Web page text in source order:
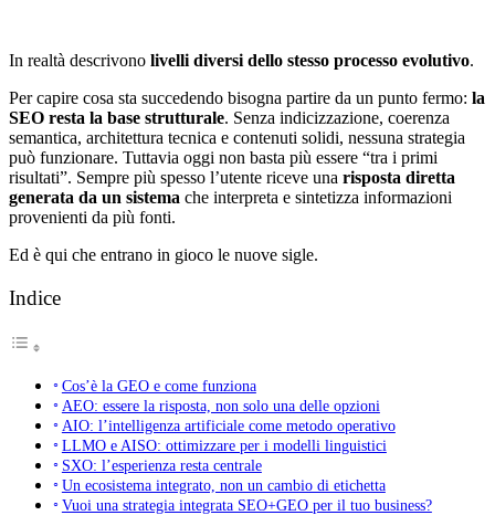
In realtà descrivono livelli diversi dello stesso processo evolutivo.
Per capire cosa sta succedendo bisogna partire da un punto fermo: la
SEO resta la base strutturale. Senza indicizzazione, coerenza
semantica, architettura tecnica e contenuti solidi, nessuna strategia
può funzionare. Tuttavia oggi non basta più essere “tra i primi
risultati”. Sempre più spesso l’utente riceve una risposta diretta
generata da un sistema che interpreta e sintetizza informazioni
provenienti da più fonti.
Ed è qui che entrano in gioco le nuove sigle.
Indice
Cos’è la GEO e come funziona
AEO: essere la risposta, non solo una delle opzioni
AIO: l’intelligenza artificiale come metodo operativo
LLMO e AISO: ottimizzare per i modelli linguistici
SXO: l’esperienza resta centrale
Un ecosistema integrato, non un cambio di etichetta
Vuoi una strategia integrata SEO+GEO per il tuo business?